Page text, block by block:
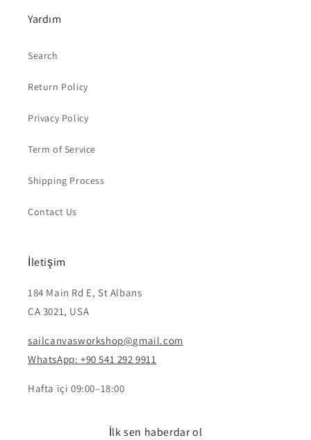
Yardım
Search
Return Policy
Privacy Policy
Term of Service
Shipping Process
Contact Us
İletişim
184 Main Rd E, St Albans
CA 3021, USA
sailcanvasworkshop@gmail.com
WhatsApp: +90 541 292 9911
Hafta içi 09:00–18:00
İlk sen haberdar ol